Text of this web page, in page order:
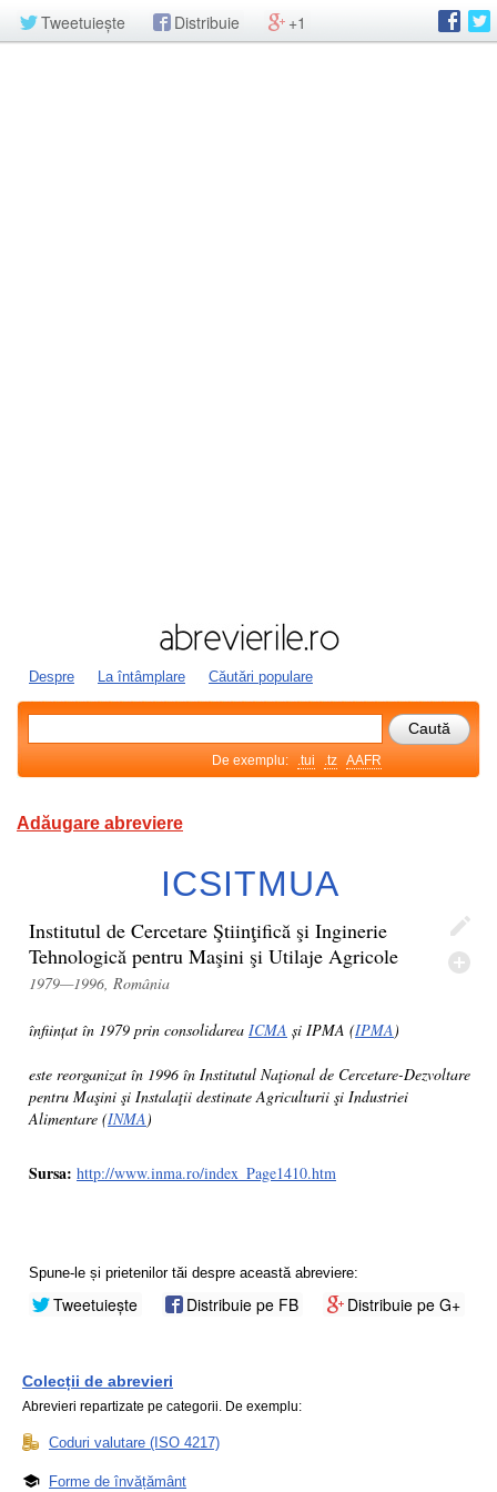
Tweetuiește Distribuie +1
Despre La întâmplare Căutări populare
De exemplu: .tui .tz AAFR
Adăugare abreviere
ICSITMUA
Institutul de Cercetare Ştiinţifică şi Inginerie
Tehnologică pentru Maşini şi Utilaje Agricole
1979—1996, România
înființat în 1979 prin consolidarea ICMA și IPMA (IPMA)
este reorganizat în 1996 în Institutul Naţional de Cercetare-Dezvoltare
pentru Maşini şi Instalaţii destinate Agriculturii şi Industriei
Alimentare (INMA)
Sursa: http://www.inma.ro/index_Page1410.htm
Spune-le și prietenilor tăi despre această abreviere:
Tweetuiește Distribuie pe FB Distribuie pe G+
Colecții de abrevieri
Abrevieri repartizate pe categorii. De exemplu:
Coduri valutare (ISO 4217)
Forme de învățământ